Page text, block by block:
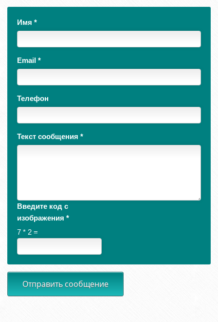
Имя *
Email *
Телефон
Текст сообщения *
Введите код с
изображения *
7 * 2 =
Отправить сообщение